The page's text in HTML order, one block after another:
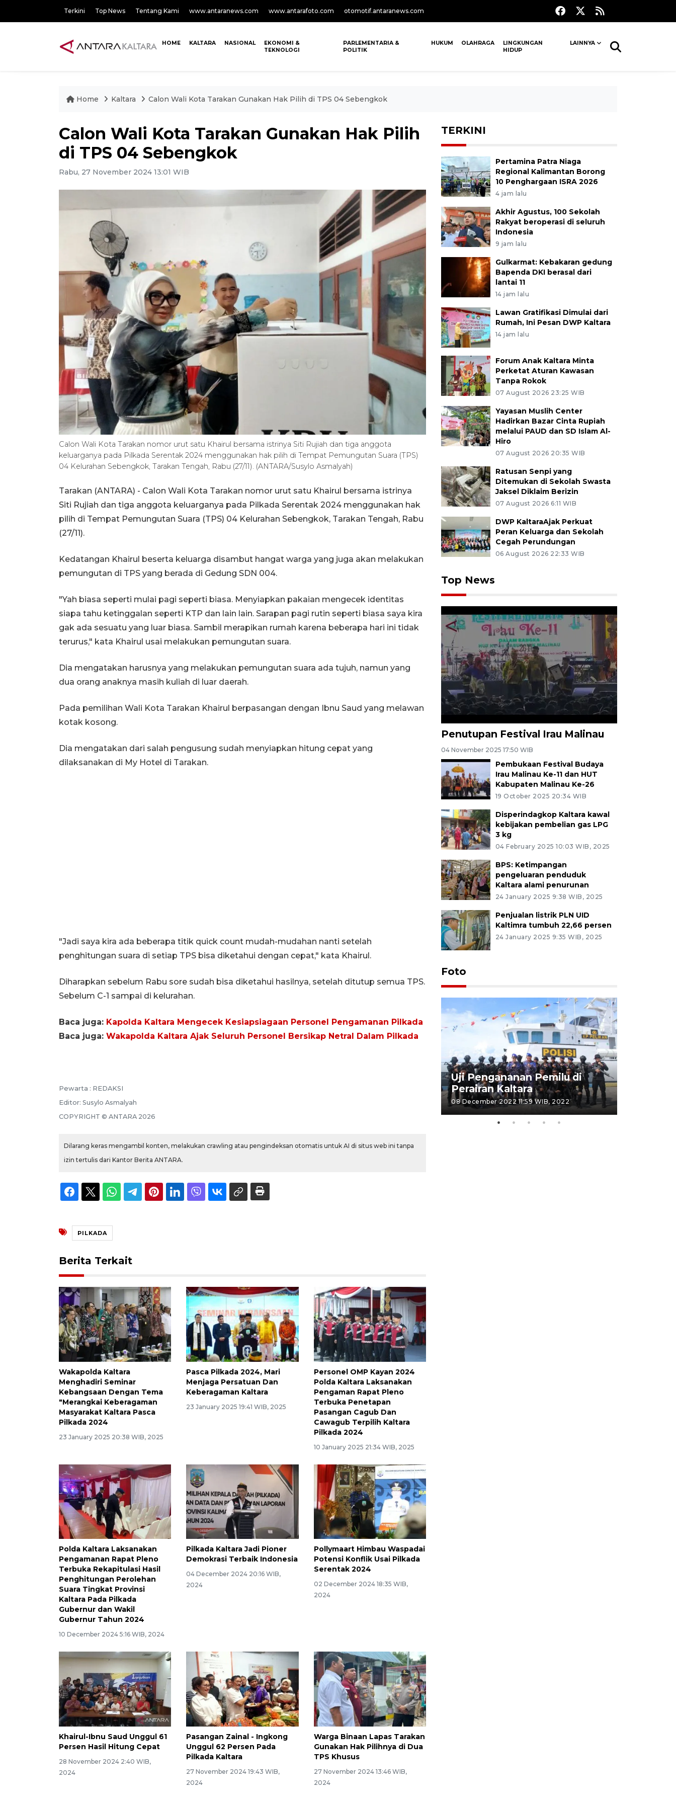
Terkini Top News Tentang Kami www.antaranews.com www.antarafoto.com otomotif.antaranews.com
HOME KALTARA NASIONAL
EKONOMI &
TEKNOLOGI
PARLEMENTARIA &
POLITIK
HUKUM OLAHRAGA
LINGKUNGAN
HIDUP
LAINNYA
Home Kaltara Calon Wali Kota Tarakan Gunakan Hak Pilih di TPS 04 Sebengkok
Calon Wali Kota Tarakan Gunakan Hak Pilih
di TPS 04 Sebengkok
Rabu, 27 November 2024 13:01 WIB
Calon Wali Kota Tarakan nomor urut satu Khairul bersama istrinya Siti Rujiah dan tiga anggota
keluarganya pada Pilkada Serentak 2024 menggunakan hak pilih di Tempat Pemungutan Suara (TPS)
04 Kelurahan Sebengkok, Tarakan Tengah, Rabu (27/11). (ANTARA/Susylo Asmalyah)
Tarakan (ANTARA) - Calon Wali Kota Tarakan nomor urut satu Khairul bersama istrinya
Siti Rujiah dan tiga anggota keluarganya pada Pilkada Serentak 2024 menggunakan hak
pilih di Tempat Pemungutan Suara (TPS) 04 Kelurahan Sebengkok, Tarakan Tengah, Rabu
(27/11).
Kedatangan Khairul beserta keluarga disambut hangat warga yang juga akan melakukan
pemungutan di TPS yang berada di Gedung SDN 004.
"Yah biasa seperti mulai pagi seperti biasa. Menyiapkan pakaian mengecek identitas
siapa tahu ketinggalan seperti KTP dan lain lain. Sarapan pagi rutin seperti biasa saya kira
gak ada sesuatu yang luar biasa. Sambil merapikan rumah karena beberapa hari ini tidak
terurus," kata Khairul usai melakukan pemungutan suara.
Dia mengatakan harusnya yang melakukan pemungutan suara ada tujuh, namun yang
dua orang anaknya masih kuliah di luar daerah.
Pada pemilihan Wali Kota Tarakan Khairul berpasangan dengan Ibnu Saud yang melawan
kotak kosong.
Dia mengatakan dari salah pengusung sudah menyiapkan hitung cepat yang
dilaksanakan di My Hotel di Tarakan.
"Jadi saya kira ada beberapa titik quick count mudah-mudahan nanti setelah
penghitungan suara di setiap TPS bisa diketahui dengan cepat," kata Khairul.
Diharapkan sebelum Rabu sore sudah bisa diketahui hasilnya, setelah ditutup semua TPS.
Sebelum C-1 sampai di kelurahan.
Baca juga: Kapolda Kaltara Mengecek Kesiapsiagaan Personel Pengamanan Pilkada
Baca juga: Wakapolda Kaltara Ajak Seluruh Personel Bersikap Netral Dalam Pilkada
Pewarta : REDAKSI
Editor: Susylo Asmalyah
COPYRIGHT © ANTARA 2026
Dilarang keras mengambil konten, melakukan crawling atau pengindeksan otomatis untuk AI di situs web ini tanpa
izin tertulis dari Kantor Berita ANTARA.
PILKADA
Berita Terkait
Wakapolda Kaltara
Menghadiri Seminar
Kebangsaan Dengan Tema
"Merangkai Keberagaman
Masyarakat Kaltara Pasca
Pilkada 2024
23 January 2025 20:38 WIB, 2025
Pasca Pilkada 2024, Mari
Menjaga Persatuan Dan
Keberagaman Kaltara
23 January 2025 19:41 WIB, 2025
Personel OMP Kayan 2024
Polda Kaltara Laksanakan
Pengaman Rapat Pleno
Terbuka Penetapan
Pasangan Cagub Dan
Cawagub Terpilih Kaltara
Pilkada 2024
10 January 2025 21:34 WIB, 2025
Polda Kaltara Laksanakan
Pengamanan Rapat Pleno
Terbuka Rekapitulasi Hasil
Penghitungan Perolehan
Suara Tingkat Provinsi
Kaltara Pada Pilkada
Gubernur dan Wakil
Gubernur Tahun 2024
10 December 2024 5:16 WIB, 2024
Pilkada Kaltara Jadi Pioner
Demokrasi Terbaik Indonesia
04 December 2024 20:16 WIB,
2024
Pollymaart Himbau Waspadai
Potensi Konflik Usai Pilkada
Serentak 2024
02 December 2024 18:35 WIB,
2024
Khairul-Ibnu Saud Unggul 61
Persen Hasil Hitung Cepat
28 November 2024 2:40 WIB,
2024
Pasangan Zainal - Ingkong
Unggul 62 Persen Pada
Pilkada Kaltara
27 November 2024 19:43 WIB,
2024
Warga Binaan Lapas Tarakan
Gunakan Hak Pilihnya di Dua
TPS Khusus
27 November 2024 13:46 WIB,
2024
TERKINI
Pertamina Patra Niaga
Regional Kalimantan Borong
10 Penghargaan ISRA 2026
4 jam lalu
Akhir Agustus, 100 Sekolah
Rakyat beroperasi di seluruh
Indonesia
9 jam lalu
Gulkarmat: Kebakaran gedung
Bapenda DKI berasal dari
lantai 11
14 jam lalu
Lawan Gratifikasi Dimulai dari
Rumah, Ini Pesan DWP Kaltara
14 jam lalu
Forum Anak Kaltara Minta
Perketat Aturan Kawasan
Tanpa Rokok
07 August 2026 23:25 WIB
Yayasan Muslih Center
Hadirkan Bazar Cinta Rupiah
melalui PAUD dan SD Islam Al-
Hiro
07 August 2026 20:35 WIB
Ratusan Senpi yang
Ditemukan di Sekolah Swasta
Jaksel Diklaim Berizin
07 August 2026 6:11 WIB
DWP KaltaraAjak Perkuat
Peran Keluarga dan Sekolah
Cegah Perundungan
06 August 2026 22:33 WIB
Top News
Penutupan Festival Irau Malinau
04 November 2025 17:50 WIB
Pembukaan Festival Budaya
Irau Malinau Ke-11 dan HUT
Kabupaten Malinau Ke-26
19 October 2025 20:34 WIB
Disperindagkop Kaltara kawal
kebijakan pembelian gas LPG
3 kg
04 February 2025 10:03 WIB, 2025
BPS: Ketimpangan
pengeluaran penduduk
Kaltara alami penurunan
24 January 2025 9:38 WIB, 2025
Penjualan listrik PLN UID
Kaltimra tumbuh 22,66 persen
24 January 2025 9:35 WIB, 2025
Foto
Uji Pengananan Pemilu di
Perairan Kaltara
08 December 2022 11:59 WIB, 2022